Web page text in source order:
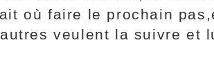
où faire le prochain
veulent la suivre et